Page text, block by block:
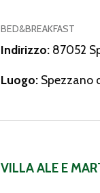
BED&BREAKFAST
Indirizzo: 87052
Luogo: Spezzano
VILLA ALE E